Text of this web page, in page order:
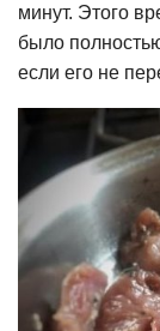
минут. Этого
было
если его не